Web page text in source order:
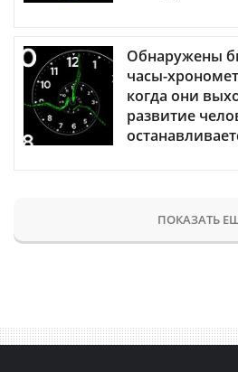
Обнаружены
часы-
когда они
развитие
ПОКАЗАТЬ